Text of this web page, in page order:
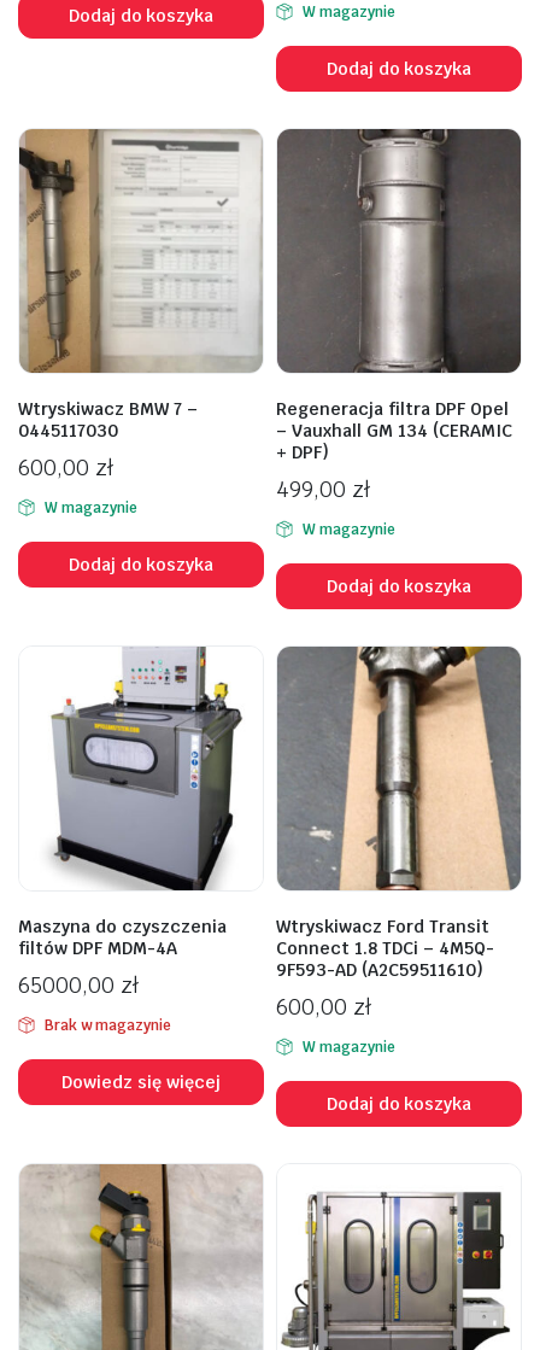
Dodaj do koszyka W magazynie
Dodaj do koszyka
Wtryskiwacz BMW 7 –
0445117030
600,00 zł
W magazynie
Dodaj do koszyka
Regeneracja filtra DPF Opel
– Vauxhall GM 134 (CERAMIC
+ DPF)
499,00 zł
W magazynie
Dodaj do koszyka
Maszyna do czyszczenia
filtów DPF MDM-4A
65000,00 zł
Brak w magazynie
Dowiedz się więcej
Wtryskiwacz Ford Transit
Connect 1.8 TDCi – 4M5Q-
9F593-AD (A2C59511610)
600,00 zł
W magazynie
Dodaj do koszyka